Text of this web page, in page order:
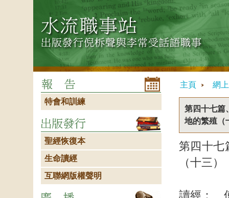
主頁 網
第四十七篇
地的繁殖（
第四十七
（十三）
讀經：
特會和訓練
聖經恢復本
生命讀經
互聯網版權聲明